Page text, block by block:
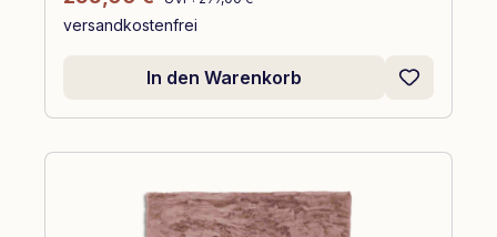
versandkostenfrei
In den Warenkorb